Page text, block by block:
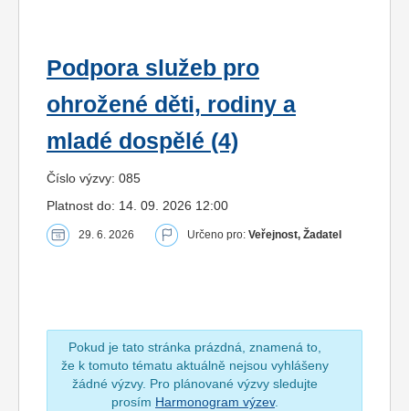
Podpora služeb pro
ohrožené děti, rodiny a
mladé dospělé (4)
Číslo výzvy: 085
Platnost do: 14. 09. 2026 12:00
29. 6. 2026 Určeno pro: Veřejnost, Žadatel
Pokud je tato stránka prázdná, znamená to,
že k tomuto tématu aktuálně nejsou vyhlášeny
žádné výzvy. Pro plánované výzvy sledujte
prosím Harmonogram výzev.